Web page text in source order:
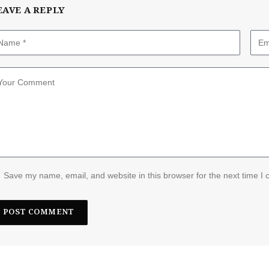
A REPLY
Save my name, email, and website in this browser for the next time I